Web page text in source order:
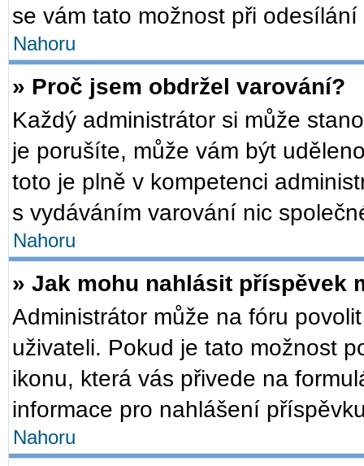
se vám tato možnost při
Nahoru
» Proč jsem obdržel varování?
Každý administrátor si může
je porušíte, může vám být
toto je plně v kompetenci
s vydáváním varování nic
Nahoru
» Jak mohu nahlásit příspěvek
Administrátor může na fóru
uživateli. Pokud je tato možnost
ikonu, která vás přivede na
informace pro nahlášení
Nahoru